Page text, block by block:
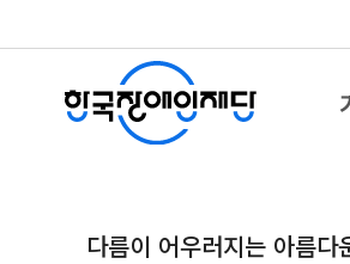
다름이 어우러지는 아름다